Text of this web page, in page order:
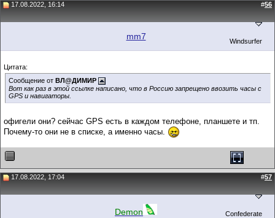
17.08.2022, 16:14 #56
mm7 Windsurfer
Цитата:
Сообщение от ВЛ@ДИМИР
Вот как раз в этой ссылке написано, что в Россию запрещено ввозить часы с
GPS и навигаторы.
офигели они? сейчас GPS есть в каждом телефоне, планшете и тп.
Почему-то они не в списке, а именно часы.
17.08.2022, 17:04 #57
Demon Confederate